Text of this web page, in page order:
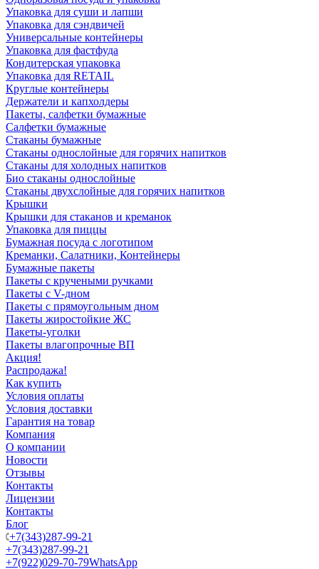
Упаковка для суши и лапши
Упаковка для сэндвичей
Универсальные контейнеры
Упаковка для фастфуда
Кондитерская упаковка
Упаковка для RETAIL
Круглые контейнеры
Держатели и капхолдеры
Пакеты, салфетки бумажные
Салфетки бумажные
Стаканы бумажные
Стаканы однослойные для горячих напитков
Стаканы для холодных напитков
Био стаканы однослойные
Стаканы двухслойные для горячих напитков
Крышки
Крышки для стаканов и креманок
Упаковка для пиццы
Бумажная посуда с логотипом
Креманки, Салатники, Контейнеры
Бумажные пакеты
Пакеты с кручеными ручками
Пакеты с V-дном
Пакеты с прямоугольным дном
Пакеты жиростойкие ЖС
Пакеты-уголки
Пакеты влагопрочные ВП
Акция!
Распродажа!
Как купить
Условия оплаты
Условия доставки
Гарантия на товар
Компания
О компании
Новости
Отзывы
Контакты
Лицензии
Контакты
Блог
+7(343)287-99-21
+7(343)287-99-21
+7(922)029-70-79WhatsApp